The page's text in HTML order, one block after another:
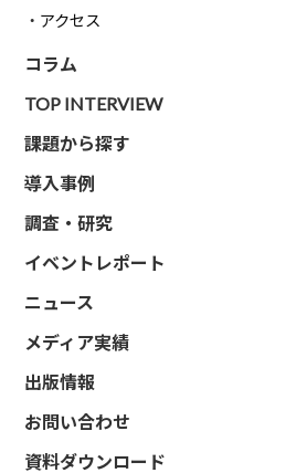
アクセス
コラム
TOP INTERVIEW
課題から探す
導入事例
調査・研究
イベントレポート
ニュース
メディア実績
出版情報
お問い合わせ
資料ダウンロード